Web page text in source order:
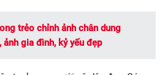
trẻo chỉnh ảnh chân dung
gia đình, kỷ yếu đẹp